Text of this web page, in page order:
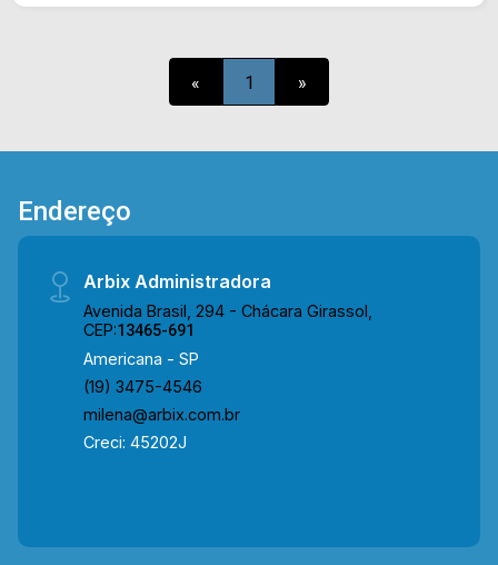
em contato com a nossa equipe de vendas e
agende a sua visita!! WhatsApp e Telefone Arbix:
cada mudança!
« 1 »
Endereço
Arbix Administradora
Avenida Brasil, 294 - Chácara Girassol,
CEP:13465-691
Americana - SP
(19) 3475-4546
milena@arbix.com.br
Creci: 45202J